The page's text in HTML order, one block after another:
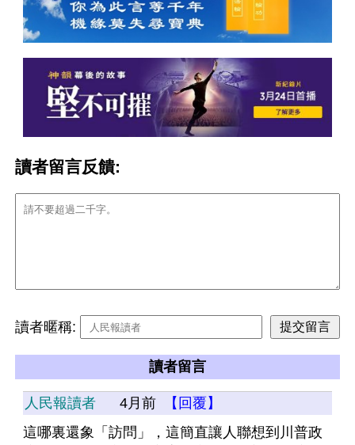
讀者留言反饋:
讀者暱稱:
讀者留言
人民報讀者 4月前
【回覆】
這哪裏還象「訪問」，這簡直讓人聯想到川普政